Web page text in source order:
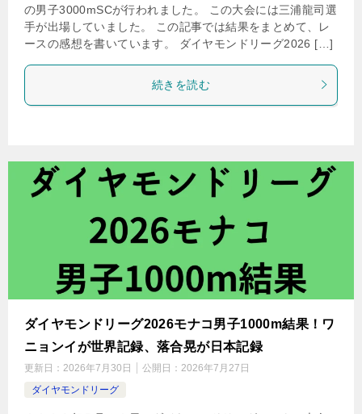
の男子3000mSCが行われました。 この大会には三浦龍司選
手が出場していました。 この記事では結果をまとめて、レ
ースの感想を書いています。 ダイヤモンドリーグ2026 […]
続きを読む
ダイヤモンドリーグ2026モナコ男子1000m結果！ワ
ニョンイが世界記録、落合晃が日本記録
更新日： 2026年7月30日 公開日： 2026年7月27日
ダイヤモンドリーグ